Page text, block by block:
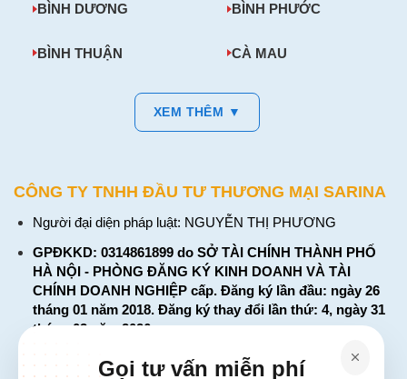
BÌNH DƯƠNG BÌNH PHƯỚC
BÌNH THUẬN CÀ MAU
XEM THÊM ▼
CÔNG TY TNHH ĐẦU TƯ THƯƠNG MẠI SARINA
Người đại diện pháp luật: NGUYỄN THỊ PHƯƠNG
GPĐKKD: 0314861899 do SỞ TÀI CHÍNH THÀNH PHỐ
HÀ NỘI - PHÒNG ĐĂNG KÝ KINH DOANH VÀ TÀI
CHÍNH DOANH NGHIỆP cấp. Đăng ký lần đầu: ngày 26
tháng 01 năm 2018. Đăng ký thay đổi lần thứ: 4, ngày 31
tháng 03 năm 2026
226 Đường Láng, Đống Đa, Hà Nội
Gọi tư vấn miễn phí